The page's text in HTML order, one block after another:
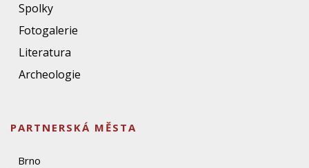
Spolky
Fotogalerie
Literatura
Archeologie
PARTNERSKÁ MĚSTA
Brno